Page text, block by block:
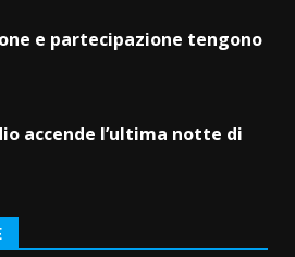
e partecipazione tengono
accende l’ultima notte di